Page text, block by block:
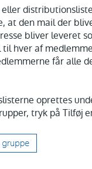
at den mail der
bliver leveret
hver af
får alle
oprettes
tryk på Tilføj